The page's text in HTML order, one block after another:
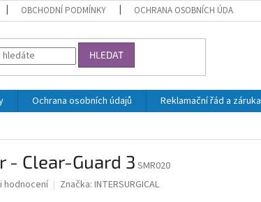
OBCHODNÍ PODMÍNKY OCHRANA OSOBNÍCH ÚDAJŮ
HLEDAT
Ochrana osobních údajů Reklamační řád a záruka
Clear-Guard 3 SMR020
hodnocení Značka: INTERSURGICAL